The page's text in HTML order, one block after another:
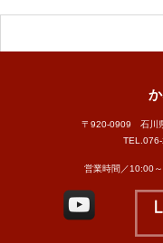
〒920-0909 石川
TEL.
営業時間／10:00